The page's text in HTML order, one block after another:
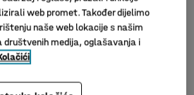
web promet. Također dijelimo
naše web lokacije s našim
medija, oglašavanja i